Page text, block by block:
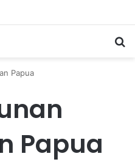
Kesehatan Optimal
Papua
Papua